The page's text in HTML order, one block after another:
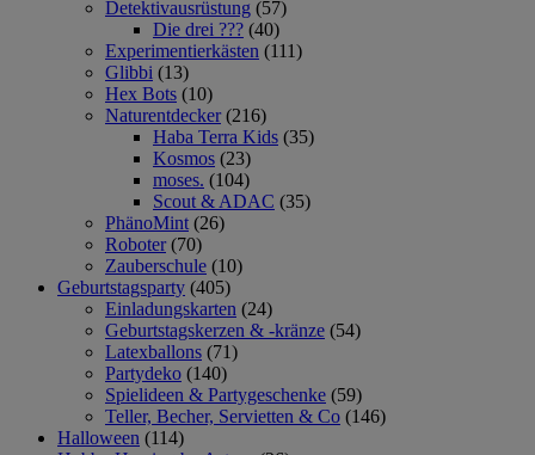
Detektivausrüstung (57)
Die drei ??? (40)
Experimentierkästen (111)
Glibbi (13)
Hex Bots (10)
Naturentdecker (216)
Haba Terra Kids (35)
Kosmos (23)
moses. (104)
Scout & ADAC (35)
PhänoMint (26)
Roboter (70)
Zauberschule (10)
Geburtstagsparty (405)
Einladungskarten (24)
Geburtstagskerzen & -kränze (54)
Latexballons (71)
Partydeko (140)
Spielideen & Partygeschenke (59)
Teller, Becher, Servietten & Co (146)
Halloween (114)